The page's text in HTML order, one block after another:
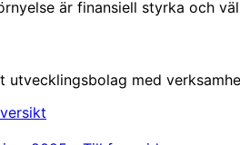
är finansiell styrka och
utvecklingsbolag med